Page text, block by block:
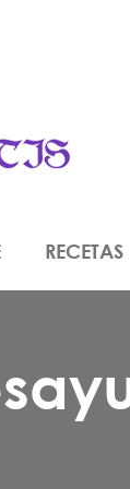
RECETAS